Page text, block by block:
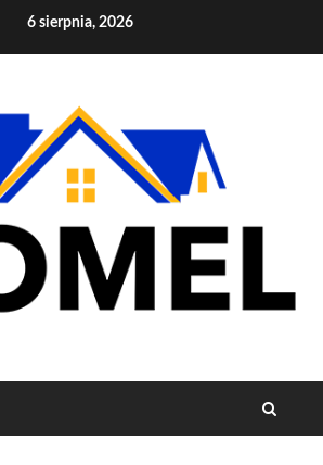
6 sierpnia, 2026